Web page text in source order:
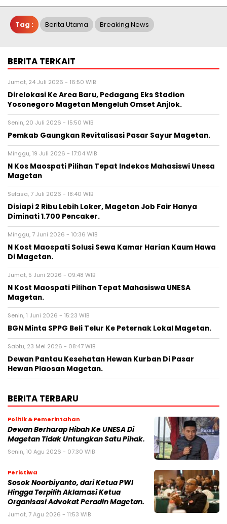
Tag : Berita Utama Breaking News
BERITA TERKAIT
Jumat, 24 Juli 2026 - 16:50 WIB
Direlokasi Ke Area Baru, Pedagang Eks Stadion
Yosonegoro Magetan Mengeluh Omset Anjlok.
Senin, 20 Juli 2026 - 15:50 WIB
Pemkab Gaungkan Revitalisasi Pasar Sayur Magetan.
Minggu, 19 Juli 2026 - 17:04 WIB
N Kos Maospati Pilihan Tepat Indekos Mahasiswi Unesa
Magetan
Selasa, 7 Juli 2026 - 18:40 WIB
Disiapi 2 Ribu Lebih Loker, Magetan Job Fair Hanya
Diminati 1.700 Pencaker.
Minggu, 7 Juni 2026 - 10:36 WIB
N Kost Maospati Solusi Sewa Kamar Harian Kaum Hawa
Di Magetan.
Jumat, 5 Juni 2026 - 09:48 WIB
N Kost Maospati Pilihan Tepat Mahasiswa UNESA
Magetan.
Senin, 1 Juni 2026 - 15:23 WIB
BGN Minta SPPG Beli Telur Ke Peternak Lokal Magetan.
Sabtu, 23 Mei 2026 - 08:47 WIB
Dewan Pantau Kesehatan Hewan Kurban Di Pasar
Hewan Plaosan Magetan.
BERITA TERBARU
Politik & Pemerintahan
Dewan Berharap Hibah Ke UNESA Di
Magetan Tidak Untungkan Satu Pihak.
Senin, 10 Agu 2026 - 07:30 WIB
Peristiwa
Sosok Noorbiyanto, dari Ketua PWI
Hingga Terpilih Aklamasi Ketua
Organisasi Advokat Peradin Magetan.
Jumat, 7 Agu 2026 - 11:53 WIB